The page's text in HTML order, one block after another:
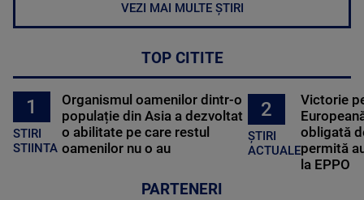
VEZI MAI MULTE ȘTIRI
TOP CITITE
1
STIRI
STIINTA
Organismul oamenilor dintr-o
populație din Asia a dezvoltat
o abilitate pe care restul
oamenilor nu o au
2
ȘTIRI
ACTUALE
Victorie
obligată
permită
la EPPO
PARTENERI